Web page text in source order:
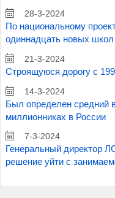
28-3-2024
По национальному
одиннадцать новых школ
21-3-2024
Строящуюся дорогу с
14-3-2024
Был определен средний
миллионниках в России
7-3-2024
Генеральный директор
решение уйти с